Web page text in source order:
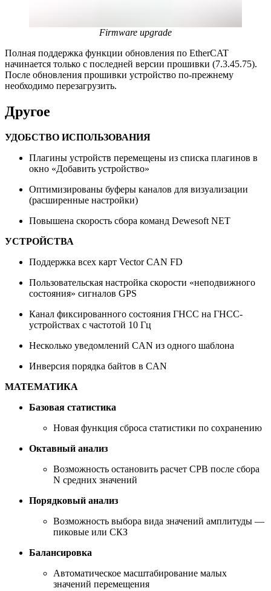
Firmware upgrade
Полная поддержка функции обновления по EtherCAT
начинается только с последней версии прошивки (7.3.45.75).
После обновления прошивки устройство по-прежнему
необходимо перезагрузить.
Другое
УДОБСТВО ИСПОЛЬЗОВАНИЯ
Плагины устройств перемещены из списка плагинов в
окно «Добавить устройство»
Оптимизированы буферы каналов для визуализации
(расширенные настройки)
Повышена скорость сбора команд Dewesoft NET
УСТРОЙСТВА
Поддержка всех карт Vector CAN FD
Пользовательская настройка скорости «неподвижного
состояния» сигналов GPS
Канал фиксированного состояния ГНСС на ГНСС-
устройствах с частотой 10 Гц
Несколько уведомлений CAN из одного шаблона
Инверсия порядка байтов в CAN
МАТЕМАТИКА
Базовая статистика
Новая функция сброса статистики по сохранению
Октавный анализ
Возможность остановить расчет CPB после сбора
N средних значений
Порядковый анализ
Возможность выбора вида значений амплитуды —
пиковые или СКЗ
Балансировка
Автоматическое масштабирование малых
значений перемещения